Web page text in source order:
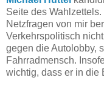
Seite des
Netzfragen von mir
Verkehrspolitisch
gegen die Autolobby,
Fahrradmensch.
wichtig, dass er in die